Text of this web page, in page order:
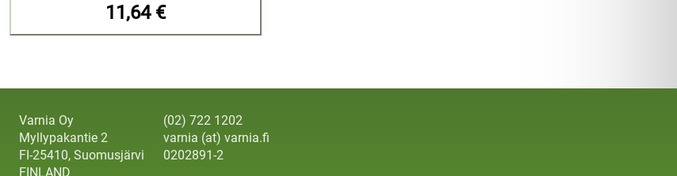
11,64 €
Varnia Oy
Myllypakantie 2
FI-25410, Suomusjärvi
FINLAND
(02) 722 1202
varnia (at) varnia.fi
0202891-2